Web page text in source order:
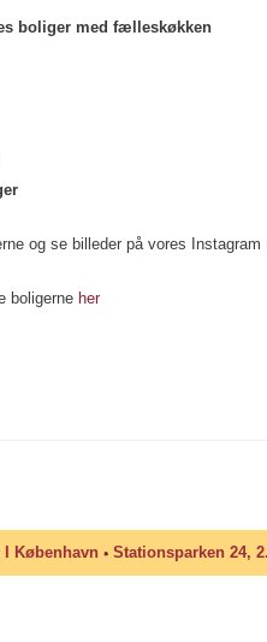
boliger med fælleskøkken
og se billeder på vores Instagram
boligerne her
København Stationsparken 24,